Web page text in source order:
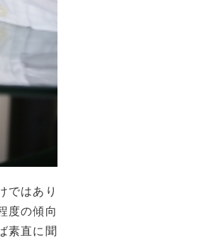
ではあり
度の傾向
素直に聞